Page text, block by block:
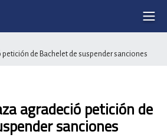
de Bachelet de suspender sanciones
agradeció petición de
sanciones